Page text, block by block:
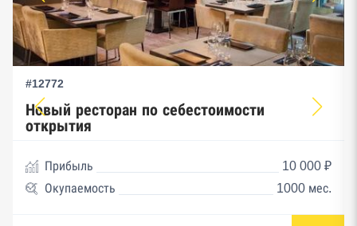
#12772
Новый ресторан по себестоимости
открытия
Прибыль
10 000 ₽
Окупаемость
1000 мес.